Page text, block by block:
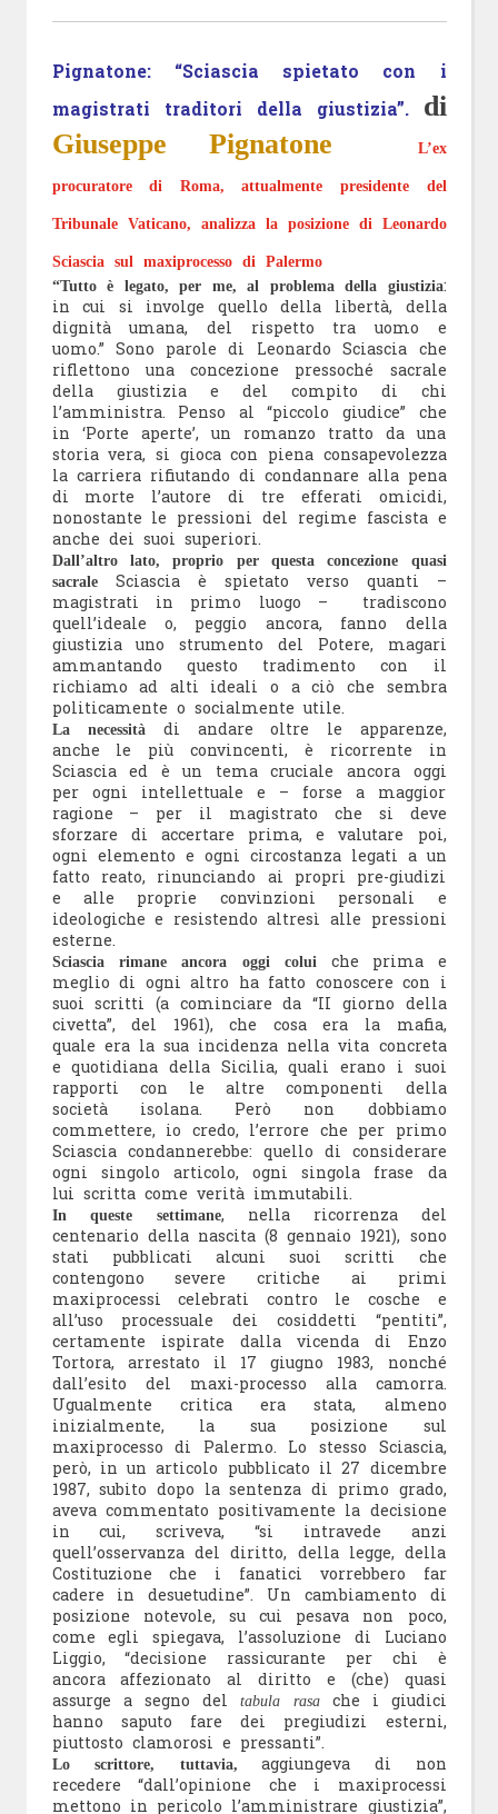
Pignatone: “Sciascia spietato con i
magistrati traditori della giustizia”. di
Giuseppe Pignatone
L’ex
procuratore di Roma, attualmente presidente del
Tribunale Vaticano, analizza la posizione di Leonardo
Sciascia sul maxiprocesso di Palermo
“Tutto è legato, per me, al problema della giustizia:
in cui si involge quello della libertà, della
dignità umana, del rispetto tra uomo e
uomo.” Sono parole di Leonardo Sciascia che
riflettono una concezione pressoché sacrale
della giustizia e del compito di chi
l’amministra. Penso al “piccolo giudice” che
in ‘Porte aperte’, un romanzo tratto da una
storia vera, si gioca con piena consapevolezza
la carriera rifiutando di condannare alla pena
di morte l’autore di tre efferati omicidi,
nonostante le pressioni del regime fascista e
anche dei suoi superiori.
Dall’altro lato, proprio per questa concezione quasi
sacraleSciascia è spietato verso quanti –
magistrati in primo luogo – tradiscono
quell’ideale o, peggio ancora, fanno della
giustizia uno strumento del Potere, magari
ammantando questo tradimento con il
richiamo ad alti ideali o a ciò che sembra
politicamente o socialmente utile.
La necessità
di andare oltre le apparenze,
anche le più convincenti, è ricorrente in
Sciascia ed è un tema cruciale ancora oggi
per ogni intellettuale e – forse a maggior
ragione – per il magistrato che si deve
sforzare di accertare prima, e valutare poi,
ogni elemento e ogni circostanza legati a un
fatto reato, rinunciando ai propri pre-giudizi
e alle proprie convinzioni personali e
ideologiche e resistendo altresì alle pressioni
esterne.
Sciascia rimane ancora oggi colui
che prima e
meglio di ogni altro ha fatto conoscere con i
suoi scritti (a cominciare da “II giorno della
civetta”, del 1961), che cosa era la mafia,
quale era la sua incidenza nella vita concreta
e quotidiana della Sicilia, quali erano i suoi
rapporti con le altre componenti della
società isolana. Però non dobbiamo
commettere, io credo, l’errore che per primo
Sciascia condannerebbe: quello di considerare
ogni singolo articolo, ogni singola frase da
lui scritta come verità immutabili.
In queste settimane, nella ricorrenza del
centenario della nascita (8 gennaio 1921), sono
stati pubblicati alcuni suoi scritti che
contengono severe critiche ai primi
maxiprocessi celebrati contro le cosche e
all’uso processuale dei cosiddetti “pentiti”,
certamente ispirate dalla vicenda di Enzo
Tortora, arrestato il 17 giugno 1983, nonché
dall’esito del maxi-processo alla camorra.
Ugualmente critica era stata, almeno
inizialmente, la sua posizione sul
maxiprocesso di Palermo. Lo stesso Sciascia,
però, in un articolo pubblicato il 27 dicembre
1987, subito dopo la sentenza di primo grado,
aveva commentato positivamente la decisione
in cui, scriveva, “si intravede anzi
quell’osservanza del diritto, della legge, della
Costituzione che i fanatici vorrebbero far
cadere in desuetudine”. Un cambiamento di
posizione notevole, su cui pesava non poco,
come egli spiegava, l’assoluzione di Luciano
Liggio, “decisione rassicurante per chi è
ancora affezionato al diritto e (che) quasi
assurge a segno del
tabula rasache i giudici
hanno saputo fare dei pregiudizi esterni,
piuttosto clamorosi e pressanti”.
Lo scrittore, tuttavia,
aggiungeva di non
recedere “dall’opinione che i maxiprocessi
mettono in pericolo l’amministrare giustizia”,